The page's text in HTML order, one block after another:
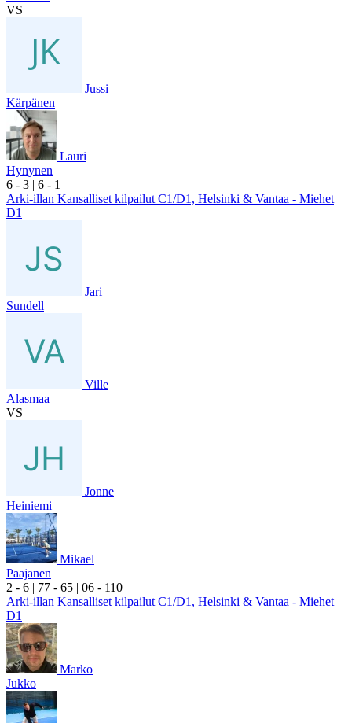
VS
Jussi
Kärpänen
Lauri
Hynynen
6 - 3 | 6 - 1
Arki-illan Kansalliset kilpailut C1/D1, Helsinki & Vantaa - Miehet
D1
Jari
Sundell
Ville
Alasmaa
VS
Jonne
Heiniemi
Mikael
Paajanen
2 - 6 | 77 - 65 | 06 - 110
Arki-illan Kansalliset kilpailut C1/D1, Helsinki & Vantaa - Miehet
D1
Marko
Jukko